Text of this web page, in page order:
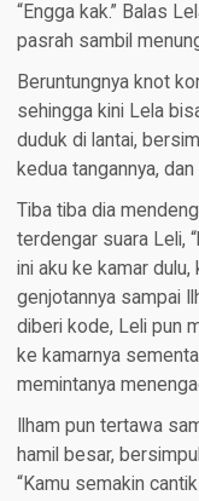
“Engga kak.” Balas
pasrah sambil
Beruntungnya knot
sehingga kini Lela
duduk di lantai,
kedua tangannya,
Tiba tiba dia
terdengar suara Leli,
ini aku ke kamar dulu,
genjotannya sampai
diberi kode, Leli pun
ke kamarnya
memintanya
Ilham pun tertawa
hamil besar,
“Kamu semakin